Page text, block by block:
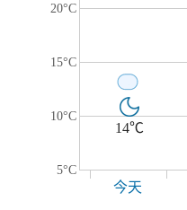
20°C
15°C
10°C
5°C
14℃
今天